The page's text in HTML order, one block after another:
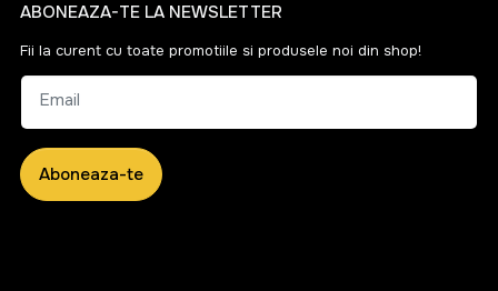
ABONEAZA-TE LA NEWSLETTER
Fii la curent cu toate promotiile si produsele noi din shop!
Email
Aboneaza-te